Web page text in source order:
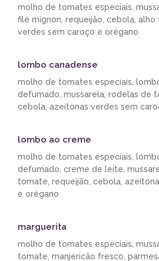
molho de tomates especiais,
filé mignon, requeijão, cebola,
verdes sem caroço e orégano
lombo canadense
molho de tomates especiais,
defumado, mussarela, rodelas de
cebola, azeitonas verdes sem
lombo ao creme
molho de tomates especiais,
defumado, creme de leite,
tomate, requeijão, cebola,
e orégano
marguerita
molho de tomates especiais,
tomate, manjericão fresco,